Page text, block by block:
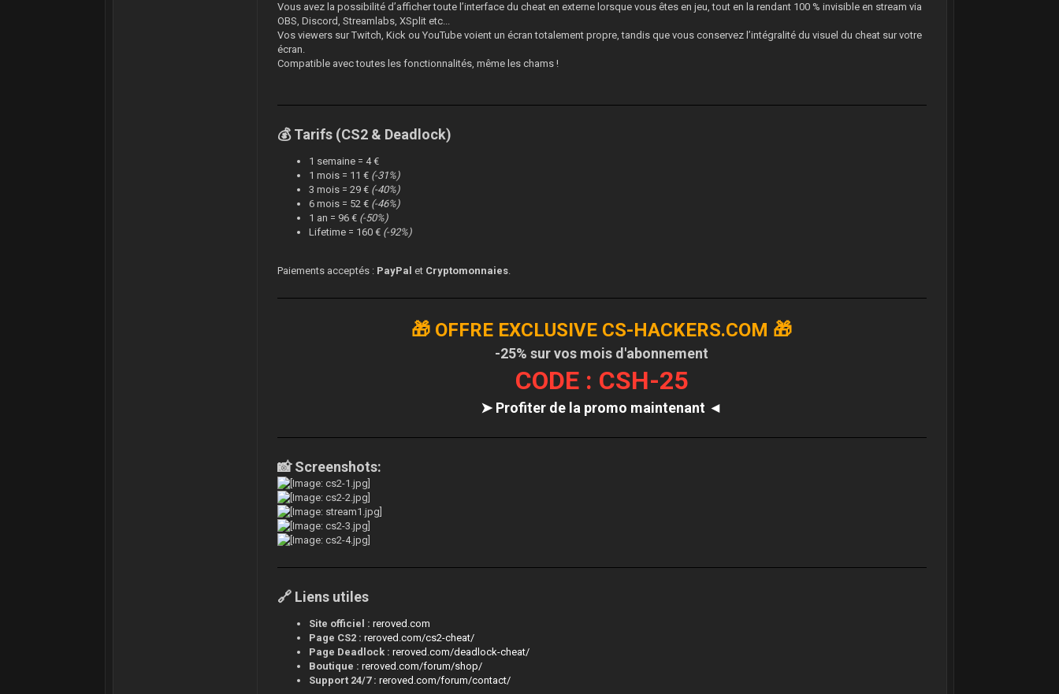
Vous avez la possibilité d’afficher toute l’interface du cheat en externe lorsque vous êtes en jeu, tout en la rendant 100 % invisible en stream via
OBS, Discord, Streamlabs, XSplit etc...
Vos viewers sur Twitch, Kick ou YouTube voient un écran totalement propre, tandis que vous conservez l’intégralité du visuel du cheat sur votre
écran.
Compatible avec toutes les fonctionnalités, même les chams !
💰 Tarifs (CS2 & Deadlock)
1 semaine = 4 €
1 mois = 11 € (-31%)
3 mois = 29 € (-40%)
6 mois = 52 € (-46%)
1 an = 96 € (-50%)
Lifetime = 160 € (-92%)
Paiements acceptés : PayPal et Cryptomonnaies.
🎁 OFFRE EXCLUSIVE CS-HACKERS.COM 🎁
-25% sur vos mois d'abonnement
CODE : CSH-25
➤ Profiter de la promo maintenant ◄
📸 Screenshots:
🔗 Liens utiles
Site officiel : reroved.com
Page CS2 : reroved.com/cs2-cheat/
Page Deadlock : reroved.com/deadlock-cheat/
Boutique : reroved.com/forum/shop/
Support 24/7 : reroved.com/forum/contact/